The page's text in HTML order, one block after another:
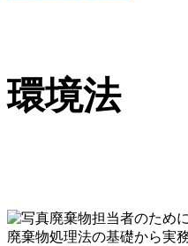
環境法
廃棄物担当者のため
廃棄物処理法の基礎から実